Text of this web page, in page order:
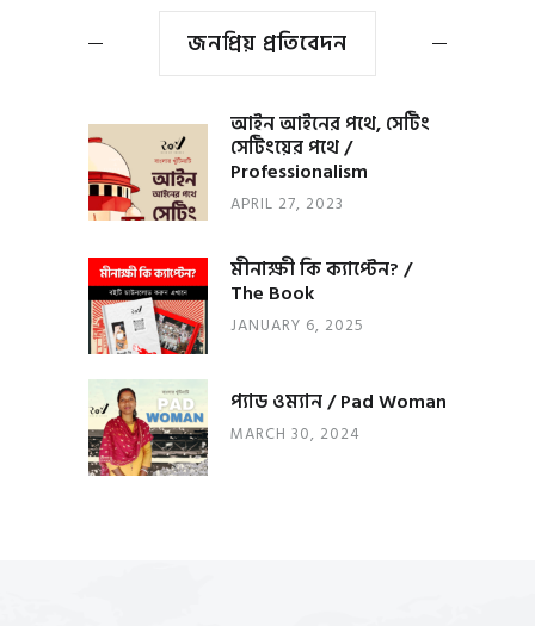
জনপ্রিয় প্রতিবেদন
আইন আইনের পথে, সেটিং
সেটিংয়ের পথে /
Professionalism
APRIL 27, 2023
মীনাক্ষী কি ক্যাপ্টেন? /
The Book
JANUARY 6, 2025
প্যাড ওম্যান / Pad Woman
MARCH 30, 2024